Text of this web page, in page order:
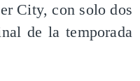
City, con solo dos
de la temporada